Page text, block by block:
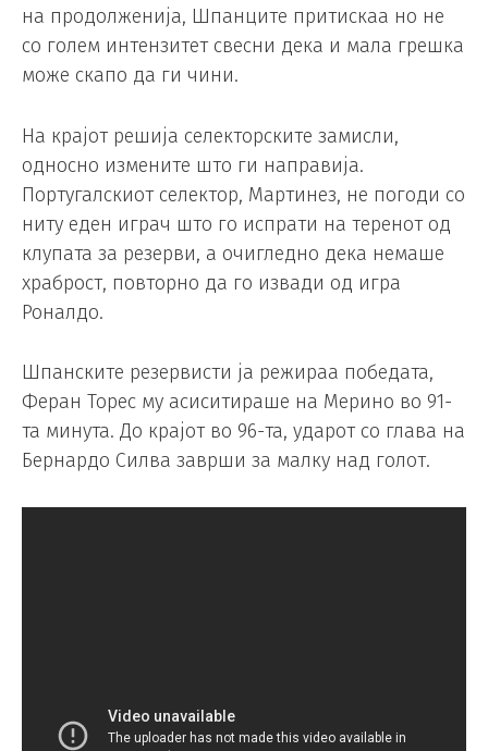
на продолженија, Шпанците притискаа но не
со голем интензитет свесни дека и мала грешка
може скапо да ги чини.
На крајот решија селекторските замисли,
односно измените што ги направија.
Португалскиот селектор, Мартинез, не погоди со
ниту еден играч што го испрати на теренот од
клупата за резерви, а очигледно дека немаше
храброст, повторно да го извади од игра
Роналдо.
Шпанските резервисти ја режираа победата,
Феран Торес му асиситираше на Мерино во 91-
та минута. До крајот во 96-та, ударот со глава на
Бернардо Силва заврши за малку над голот.